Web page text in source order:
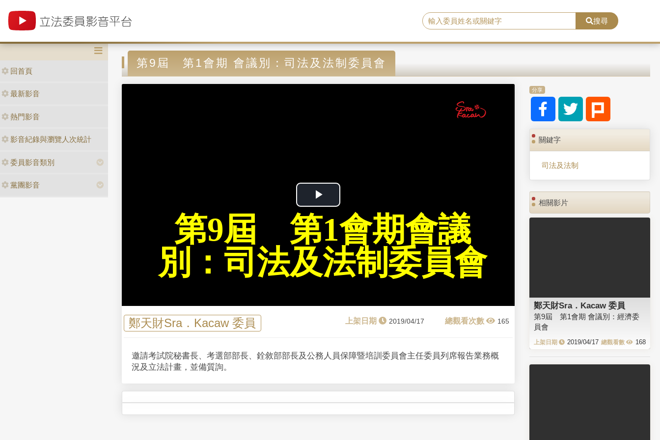
搜尋
回首頁
最新影音
熱門影音
影音紀錄與瀏覽人次統計
委員影音類別
黨團影音
第9屆 第1會期 會議別：司法及法制委員會
P
l
a
y
e
第9屆 第1會期會議
別：司法及法制委員會
鄭天財Sra．Kacaw 委員 2019/04/17 165
邀請考試院秘書長、考選部部長、銓敘部部長及公務人員保障暨培訓委員會主任委員列席報告業務概
況及立法計畫，並備質詢。
分享
關鍵字
司法及法制
相關影片
鄭天財Sra．Kacaw 委員
第9屆 第1會期 會議別：經濟委
員會
2019/04/17 168